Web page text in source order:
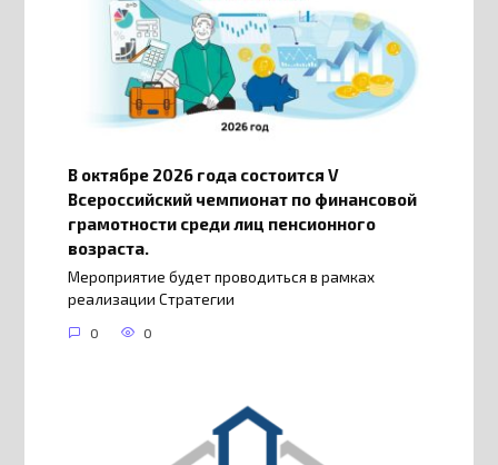
В октябре 2026 года состоится V
Всероссийский чемпионат по финансовой
грамотности среди лиц пенсионного
возраста.
Мероприятие будет проводиться в рамках
реализации Стратегии
0 0